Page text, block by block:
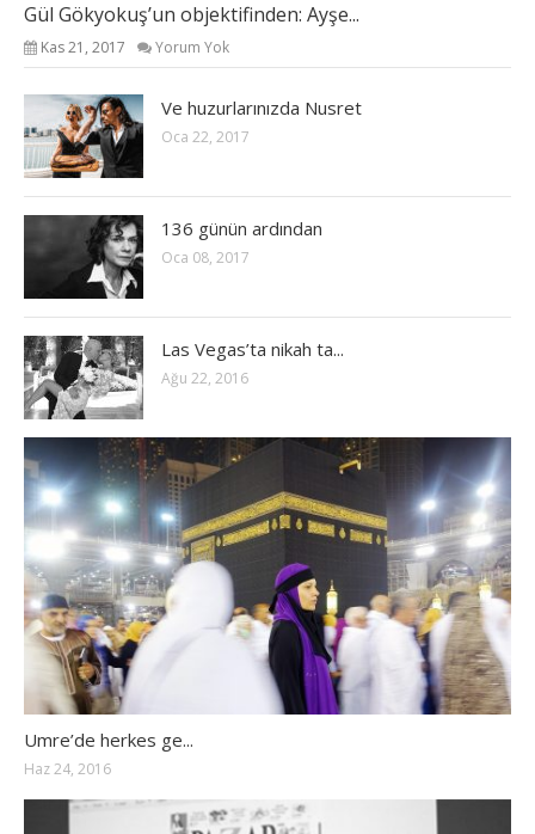
Gül Gökyokuş’un objektifinden: Ayşe...
Kas 21, 2017 Yorum Yok
Ve huzurlarınızda Nusret
Oca 22, 2017
136 günün ardından
Oca 08, 2017
Las Vegas’ta nikah ta...
Ağu 22, 2016
Umre’de herkes ge...
Haz 24, 2016